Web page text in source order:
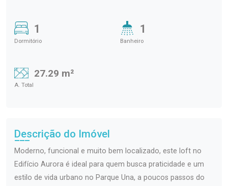
1
Dormitório
1
Banheiro
27.29 m²
A. Total
Descrição do Imóvel
Moderno, funcional e muito bem localizado, este loft no
Edifício Aurora é ideal para quem busca praticidade e um
estilo de vida urbano no Parque Una, a poucos passos do